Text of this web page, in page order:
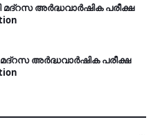
മദ്റസ അർദ്ധവാർഷിക പരീക്ഷ
മദ്റസ അർദ്ധവാർഷിക പരീക്ഷ